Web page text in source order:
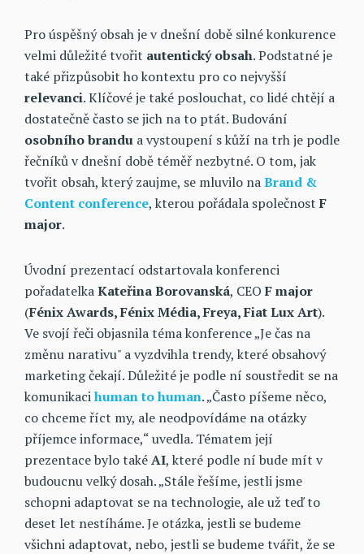
Pro úspěšný obsah je v dnešní době silné konkurence
velmi důležité tvořit autentický obsah. Podstatné je
také přizpůsobit ho kontextu pro co nejvyšší
relevanci. Klíčové je také poslouchat, co lidé chtějí a
dostatečně často se jich na to ptát. Budování
osobního brandu a vystoupení s kůží na trh je podle
řečníků v dnešní době téměř nezbytné. O tom, jak
tvořit obsah, který zaujme, se mluvilo naBrand &
Content conference, kterou pořádala společnostF
major.
Úvodní prezentací odstartovala konferenci
pořadatelkaKateřina Borovanská, CEOF major
(Fénix Awards, Fénix Média, Freya, Fiat Lux Art).
Ve svojí řeči objasnila téma konference „Je čas na
změnu narativu" a vyzdvihla trendy, které obsahový
marketing čekají. Důležité je podle ní soustředit se na
komunikacihuman to human. „Často píšeme něco,
co chceme říct my, ale neodpovídáme na otázky
příjemce informace,“ uvedla. Tématem její
prezentace bylo takéAI, které podle ní bude mít v
budoucnu velký dosah. „Stále řešíme, jestli jsme
schopni adaptovat se na technologie, ale už teď to
deset let nestíháme. Je otázka, jestli se budeme
všichni adaptovat, nebo, jestli se budeme tvářit, že se